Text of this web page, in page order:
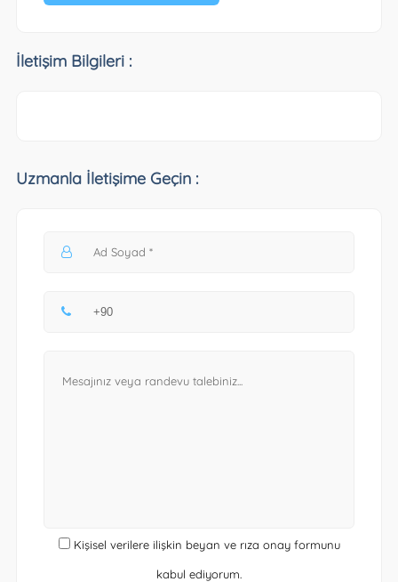
İletişim Bilgileri :
Uzmanla İletişime Geçin :
Kişisel verilere ilişkin beyan ve rıza onay formunu
kabul ediyorum.